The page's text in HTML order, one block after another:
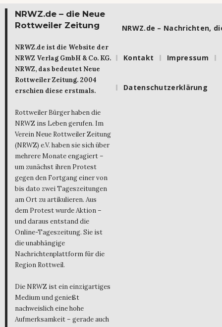
NRWZ.de – die Neue
Rottweiler Zeitung
NRWZ.de ist die Website der
NRWZ Verlag GmbH & Co. KG.
NRWZ, das bedeutet Neue
Rottweiler Zeitung. 2004
erschien diese erstmals.
Rottweiler Bürger haben die
NRWZ ins Leben gerufen. Im
Verein Neue Rottweiler Zeitung
(NRWZ) e.V. haben sie sich über
mehrere Monate engagiert –
um zunächst ihren Protest
gegen den Fortgang einer von
bis dato zwei Tageszeitungen
am Ort zu artikulieren. Aus
dem Protest wurde Aktion –
und daraus entstand die
Online-Tageszeitung. Sie ist
die unabhängige
Nachrichtenplattform für die
Region Rottweil.
Die NRWZ ist ein einzigartiges
Medium und genießt
nachweislich eine hohe
Aufmerksamkeit – gerade auch
NRWZ.de – Nachrichten,
Kontakt Impressum
Datenschutzerklärung